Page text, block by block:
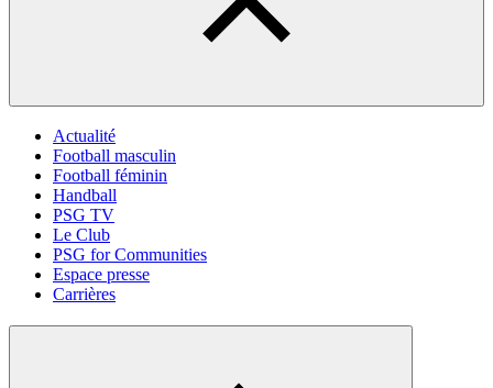
Actualité
Football masculin
Football féminin
Handball
PSG TV
Le Club
PSG for Communities
Espace presse
Carrières